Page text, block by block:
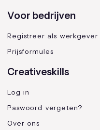
Voor bedrijven
Registreer als werkgever
Prijsformules
Creativeskills
Log in
Paswoord vergeten?
Over ons